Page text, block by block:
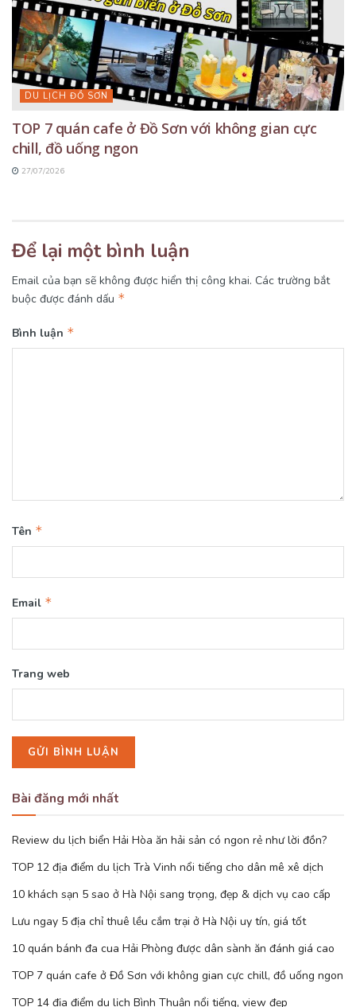
DU LỊCH ĐỒ SƠN
TOP 7 quán cafe ở Đồ Sơn với không gian cực
chill, đồ uống ngon
27/07/2026
Để lại một bình luận
Email của bạn sẽ không được hiển thị công khai. Các trường bắt
buộc được đánh dấu *
Bình luận *
Tên *
Email *
Trang web
Bài đăng mới nhất
Review du lịch biển Hải Hòa ăn hải sản có ngon rẻ như lời đồn?
TOP 12 địa điểm du lịch Trà Vinh nổi tiếng cho dân mê xê dịch
10 khách sạn 5 sao ở Hà Nội sang trọng, đẹp & dịch vụ cao cấp
Lưu ngay 5 địa chỉ thuê lều cắm trại ở Hà Nội uy tín, giá tốt
10 quán bánh đa cua Hải Phòng được dân sành ăn đánh giá cao
TOP 7 quán cafe ở Đồ Sơn với không gian cực chill, đồ uống ngon
TOP 14 địa điểm du lịch Bình Thuận nổi tiếng, view đẹp